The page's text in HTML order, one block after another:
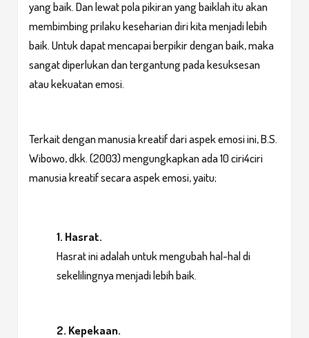
yang baik. Dan lewat pola pikiran yang baiklah itu akan
membimbing prilaku keseharian diri kita menjadi lebih
baik. Untuk dapat mencapai berpikir dengan baik, maka
sangat diperlukan dan tergantung pada kesuksesan
atau kekuatan emosi.
Terkait dengan manusia kreatif dari aspek emosi ini, B.S.
Wibowo, dkk. (2003) mengungkapkan ada 10 ciri4ciri
manusia kreatif secara aspek emosi, yaitu;
1. Hasrat.
Hasrat ini adalah untuk mengubah hal-hal di
sekelilingnya menjadi lebih baik.
2. Kepekaan.